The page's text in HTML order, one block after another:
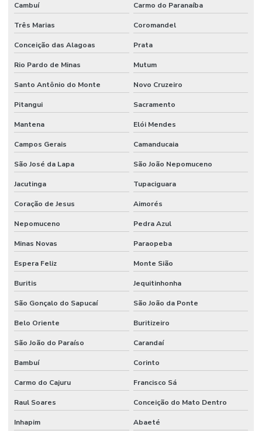
Cambuí Carmo do Paranaíba
Três Marias Coromandel
Conceição das Alagoas Prata
Rio Pardo de Minas Mutum
Santo Antônio do Monte Novo Cruzeiro
Pitangui Sacramento
Mantena Elói Mendes
Campos Gerais Camanducaia
São José da Lapa São João Nepomuceno
Jacutinga Tupaciguara
Coração de Jesus Aimorés
Nepomuceno Pedra Azul
Minas Novas Paraopeba
Espera Feliz Monte Sião
Buritis Jequitinhonha
São Gonçalo do Sapucaí São João da Ponte
Belo Oriente Buritizeiro
São João do Paraíso Carandaí
Bambuí Corinto
Carmo do Cajuru Francisco Sá
Raul Soares Conceição do Mato Dentro
Inhapim Abaeté